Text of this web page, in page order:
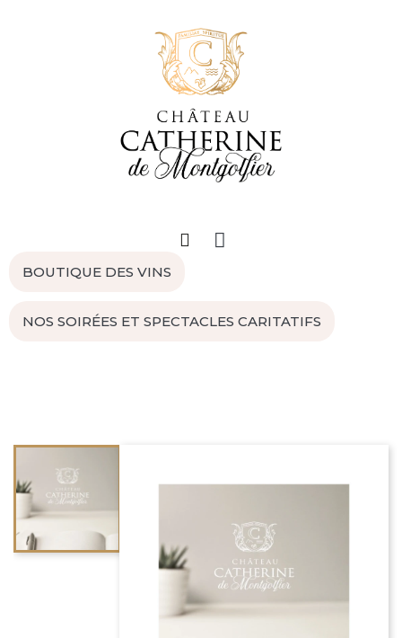
BOUTIQUE DES VINS
NOS SOIRÉES ET SPECTACLES CARITATIFS